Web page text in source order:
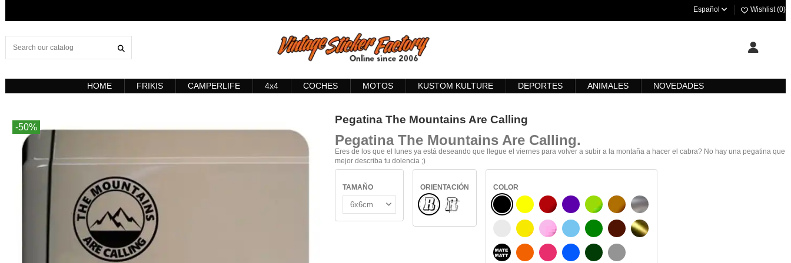
Español Wishlist (0)
HOME FRIKIS CAMPERLIFE 4x4 COCHES MOTOS KUSTOM KULTURE DEPORTES ANIMALES NOVEDADES
-50%
Pegatina The Mountains Are Calling
Pegatina The Mountains Are Calling.
Eres de los que el lunes ya está deseando que llegue el viernes para volver a subir a la montaña a hacer el cabra? No hay una pegatina que
mejor describa tu dolencia ;)
TAMAÑO
ORIENTACIÓN
NormalINTERIOR CRISTAL
COLOR
NEGRO
BLANCO
NEGRO MATE
AMARILLO
AMARILLO SENAL
NARANJA
BURDEOS
ROSA
FUCSIA
MORADO
AZUL CIELO
AZUL
VERDE CLARO
VERDE
VERDE OSCURO
AVELLANA
CHOCOLATE
GRIS
PLATA
ORO